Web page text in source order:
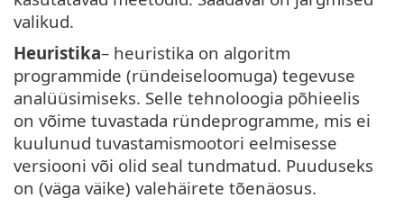
valikud.
Heuristika– heuristika on algoritm
programmide (ründeiseloomuga) tegevuse
analüüsimiseks. Selle tehnoloogia põhieelis
on võime tuvastada ründeprogramme, mis ei
kuulunud tuvastamismootori eelmisesse
versiooni või olid seal tundmatud. Puuduseks
on (väga väike) valehäirete tõenäosus.